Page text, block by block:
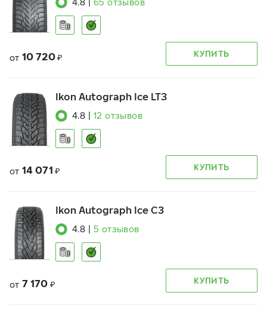
4.8 65 отзывов
от 10 720 ₽ КУПИТЬ
Ikon Autograph Ice LT3
4.8 12 отзывов
от 14 071 ₽ КУПИТЬ
Ikon Autograph Ice C3
4.8 5 отзывов
от 7 170 ₽ КУПИТЬ